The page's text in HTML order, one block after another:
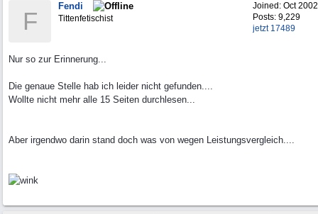
Joined: Oct 2002
Posts: 9,229
jetzt 17489
F
Fendi
Tittenfetischist
Nur so zur Erinnerung...
Die genaue Stelle hab ich leider nicht gefunden....
Wollte nicht mehr alle 15 Seiten durchlesen...
Aber irgendwo darin stand doch was von wegen Leistungsvergleich....